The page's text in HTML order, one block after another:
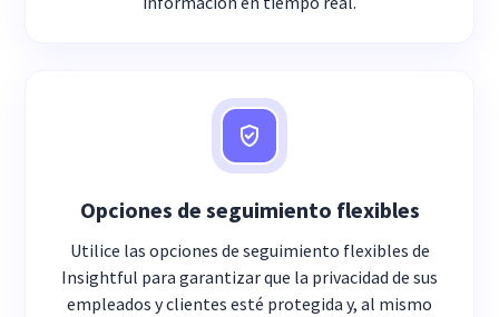
Opciones de seguimiento flexibles
Utilice las opciones de seguimiento flexibles de
Insightful para garantizar que la privacidad de sus
empleados y clientes esté protegida y, al mismo